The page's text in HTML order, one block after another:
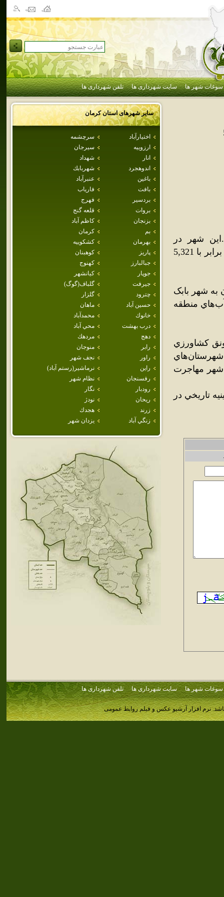
سوغات شهر ها سایت شهرداری ها تلفن شهرداری ها
سایر شهرهای استانكرمان
اختيارآباد
سرچشمه
ارزوييه
سيرجان
انار
شهداد
اندوهجرد
شهربابك
باغين
عنبرآباد
بافت
فارياب
بردسير
فهرج
بروات
قلعه گنج
بزنجان
كاظم آباد
بم
كرمان
بهرمان
كشكوييه
پاريز
كوهبنان
جبالبارز
كهنوج
جوپار
كيانشهر
جيرفت
گلباف(گوگ)
چترود
گلزار
حسين آباد
ماهان
خانوك
محمدآباد
درب بهشت
محي آباد
دهج
مردهك
رابر
منوجان
راور
نجف شهر
راين
نرماشير(رستم آباد)
رفسنجان
نظام شهر
رودبار
نگار
ريحان
نودژ
زرند
هجدك
زنگي آباد
يزدان شهر
شهر در
شهرستان سيرجان قرار گرفته‌است.جمعيت اين شهر در سال 1385، برابر با 5,321
به شهر بابک
منطقه
کشاورزي
شهر مهاجرت
تاريخي در
سوغات شهر ها سایت شهرداری ها تلفن شهرداری ها
نرم افزار آرشیو عکس و فیلم روابط عمومی